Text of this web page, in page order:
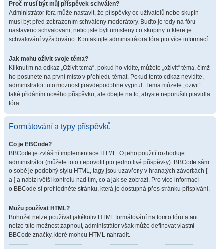
Proč musí být můj příspěvek schválen?
Administrátor fóra může nastavit, že příspěvky od uživatelů nebo skupin
musí být před zobrazením schváleny moderátory. Buďto je tedy na fóru
nastaveno schvalování, nebo jste byli umístěny do skupiny, u které je
schvalování vyžadováno. Kontaktujte administrátora fóra pro více informací.
Jak mohu oživit svoje téma?
Kliknutím na odkaz „Oživit téma“, pokud ho vidíte, můžete „oživit“ téma, čímž
ho posunete na první místo v přehledu témat. Pokud tento odkaz nevidíte,
administrátor tuto možnost pravděpodobně vypnul. Téma můžete „oživit“
také přidáním nového příspěvku, ale dbejte na to, abyste neporušili pravidla
fóra.
Formátování a typy příspěvků
Co je BBCode?
BBCode je zvláštní implementace HTML. O jeho použití rozhoduje
administrátor (můžete toto nepovolit pro jednotlivé příspěvky). BBCode sám
o sobě je podobný stylu HTML, tagy jsou uzavřeny v hranatých závorkách [
a ] a nabízí větší kontrolu nad tím, co a jak se zobrazí. Pro více informací
o BBCode si prohlédněte stránku, která je dostupná přes stránku přispívání.
Můžu používat HTML?
Bohužel nelze používat jakékoliv HTML formátování na tomto fóru a ani
nelze tuto možnost zapnout, administrátor však může definovat vlastní
BBCode značky, které mohou HTML nahradit.